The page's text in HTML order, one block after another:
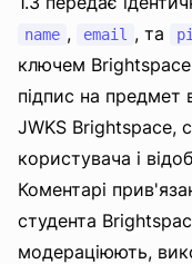
name , email , та
ключем
підпис на предмет
JWKS Brightspace,
користувача і
Коментарі
студента
модераціюють,